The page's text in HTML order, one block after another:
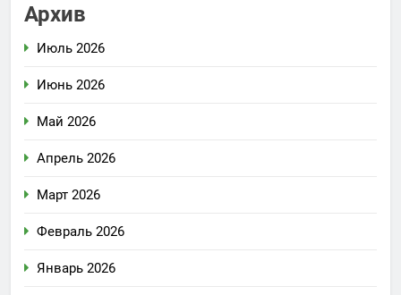
Архив
Июль 2026
Июнь 2026
Май 2026
Апрель 2026
Март 2026
Февраль 2026
Январь 2026